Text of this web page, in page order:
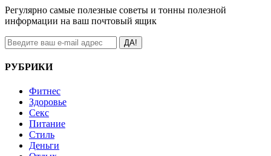
Регулярно самые полезные советы и тонны полезной
информации на ваш почтовый ящик
ДА!
РУБРИКИ
Фитнес
Здоровье
Секс
Питание
Стиль
Деньги